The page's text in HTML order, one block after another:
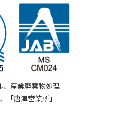
、産業廃棄物処理
「唐津営業所」